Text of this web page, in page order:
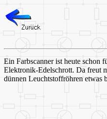
Ein Farbscanner ist heute schon
Elektronik-Edelschrott. Da freut
dünnen Leuchtstoffröhren etwas